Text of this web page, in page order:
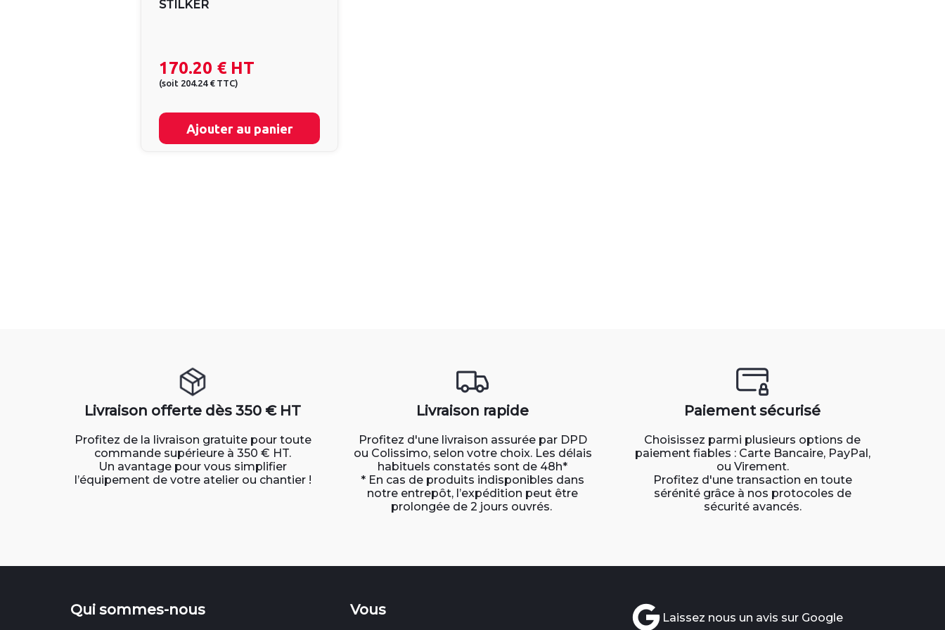
STILKER
170.20 € HT
(soit 204.24 € TTC)
Ajouter au panier
Livraison offerte dès 350 € HT
Profitez de la livraison gratuite pour toute
commande supérieure à 350 € HT.
Un avantage pour vous simplifier
l’équipement de votre atelier ou chantier !
Livraison rapide
Profitez d'une livraison assurée par DPD
ou Colissimo, selon votre choix. Les délais
habituels constatés sont de 48h*
* En cas de produits indisponibles dans
notre entrepôt, l’expédition peut être
prolongée de 2 jours ouvrés.
Paiement sécurisé
Choisissez parmi plusieurs options de
paiement fiables : Carte Bancaire, PayPal,
ou Virement.
Profitez d'une transaction en toute
sérénité grâce à nos protocoles de
sécurité avancés.
Qui sommes-nous Vous Laissez nous un avis sur Google